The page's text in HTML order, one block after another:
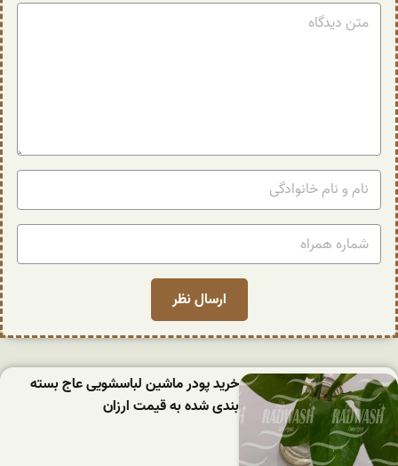
خرید پودر ماشین لباسشویی عاج بسته
بندی شده به قیمت ارزان